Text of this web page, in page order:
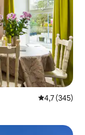
Gemiddelde
4,7 (345)